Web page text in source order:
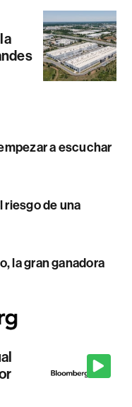
a escuchar
riesgo de una
la gran ganadora